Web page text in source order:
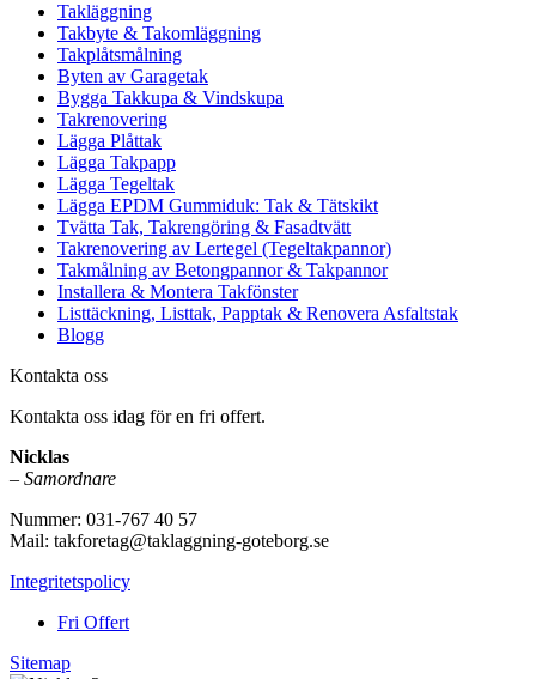
Takläggning
Takbyte & Takomläggning
Takplåtsmålning
Byten av Garagetak
Bygga Takkupa & Vindskupa
Takrenovering
Lägga Plåttak
Lägga Takpapp
Lägga Tegeltak
Lägga EPDM Gummiduk: Tak & Tätskikt
Tvätta Tak, Takrengöring & Fasadtvätt
Takrenovering av Lertegel (Tegeltakpannor)
Takmålning av Betongpannor & Takpannor
Installera & Montera Takfönster
Listtäckning, Listtak, Papptak & Renovera Asfaltstak
Blogg
Kontakta oss
Kontakta oss idag för en fri offert.
Nicklas
– Samordnare
Nummer: 031-767 40 57
Mail: takforetag@taklaggning-goteborg.se
Integritetspolicy
Fri Offert
Sitemap